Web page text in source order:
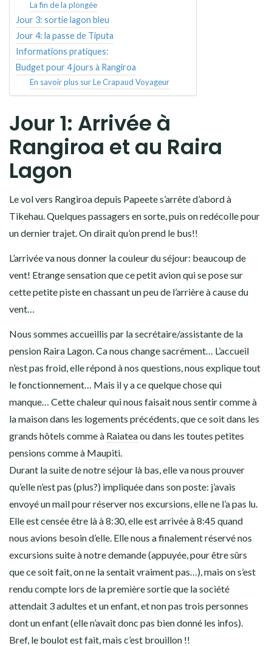
La fin de la plongée
Jour 3: sortie lagon bleu
Jour 4: la passe de Tiputa
Informations pratiques:
Budget pour 4 jours à Rangiroa
En savoir plus sur Le Crapaud Voyageur
Jour 1: Arrivée à
Rangiroa et au Raira
Lagon
Le vol vers Rangiroa depuis Papeete s’arrête d’abord à
Tikehau. Quelques passagers en sorte, puis on redécolle pour
un dernier trajet. On dirait qu’on prend le bus!!
L’arrivée va nous donner la couleur du séjour: beaucoup de
vent! Etrange sensation que ce petit avion qui se pose sur
cette petite piste en chassant un peu de l’arrière à cause du
vent…
Nous sommes accueillis par la secrétaire/assistante de la
pension Raira Lagon . Ca nous change sacrément… L’accueil
n’est pas froid, elle répond à nos questions, nous explique tout
le fonctionnement… Mais il y a ce quelque chose qui
manque… Cette chaleur qui nous faisait nous sentir comme à
la maison dans les logements précédents, que ce soit dans les
grands hôtels comme à Raiateaou dans les toutes petites
pensions comme à Maupiti
Durant la suite de notre séjour là bas, elle va nous prouver
qu’elle n’est pas (plus?) impliquée dans son poste: j’avais
envoyé un mail pour réserver nos excursions, elle ne l’a pas lu.
Elle est censée être là à 8:30, elle est arrivée à 8:45 quand
nous avions besoin d’elle. Elle nous a finalement réservé nos
excursions suite à notre demande (appuyée, pour être sûrs
que ce soit fait, on ne la sentait vraiment pas…), mais on s’est
rendu compte lors de la première sortie que la société
attendait 3 adultes et un enfant, et non pas trois personnes
dont un enfant (elle n’avait donc pas bien donné les infos).
Bref, le boulot est fait, mais c’est brouillon !!